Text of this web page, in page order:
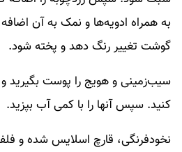
به همراه ادویه‌ها و نمک به آن
گوشت تغییر رنگ دهد و پخته شود.
سیب‌زمینی و هویج را پوست
کنید. سپس آنها را با کمی آب بپزید.
نخودفرنگی، قارچ اسلایس شده و